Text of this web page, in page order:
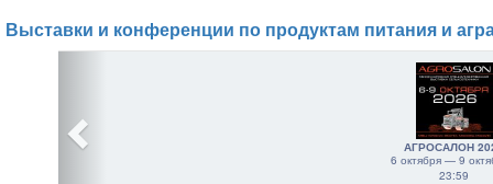
Выставки и конференции по продуктам питания и
АГРОСАЛОН
6 октября — 9
23:59